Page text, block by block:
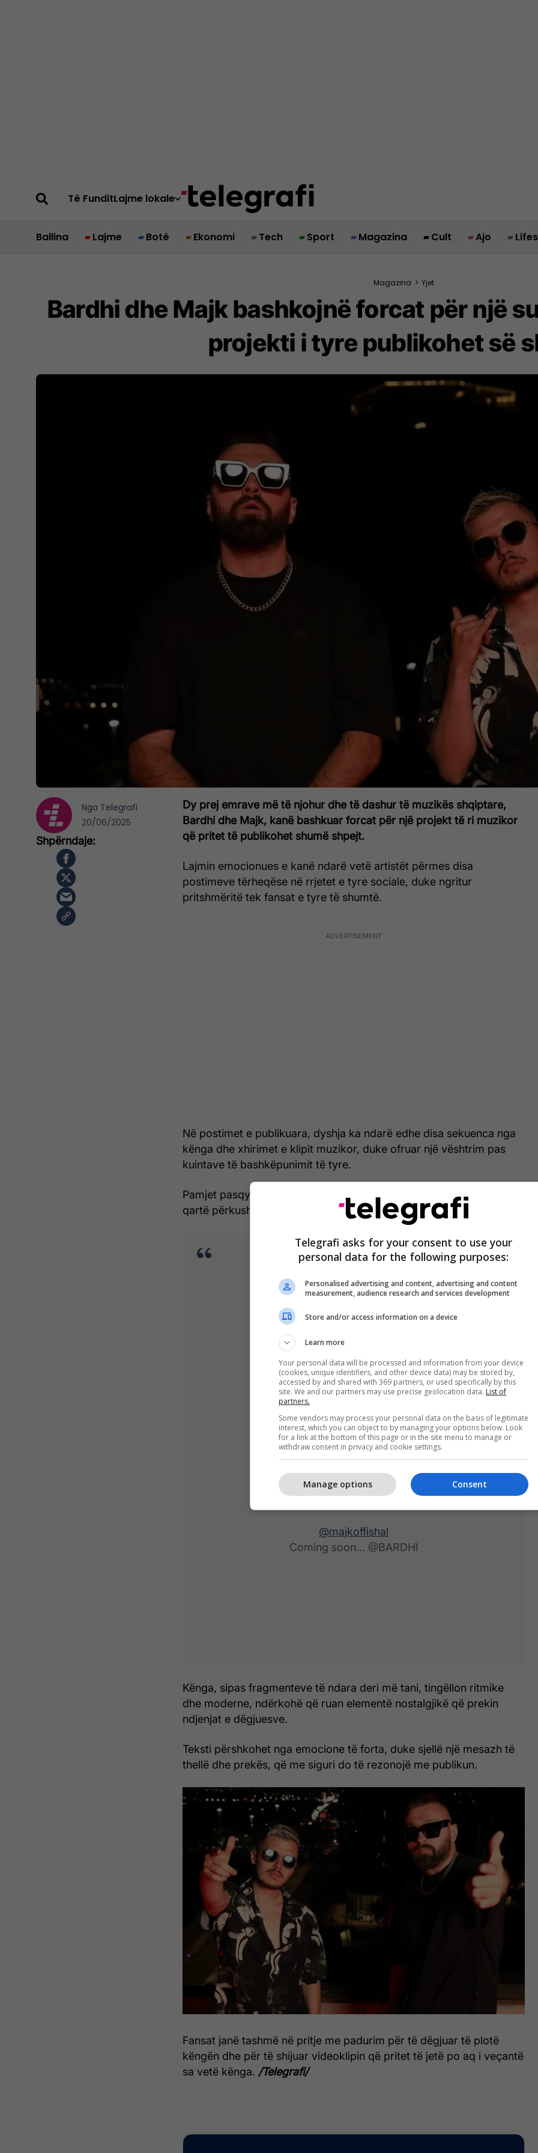
Të FunditLajme lokale
Ballina Lajme Botë Ekonomi Tech Sport Magazina Cult Ajo
Magazina > Yjet
Bardhi dhe Majk bashkojnë forcat për një
projekti i tyre publikohet së
Dy prej emrave më të njohur dhe të dashur të muzikës shqiptare,
Bardhi dhe Majk, kanë bashkuar forcat për një projekt të ri muzikor
që pritet të publikohet shumë shpejt.
Lajmin emocionues e kanë ndarë vetë artistët përmes disa
postimeve tërheqëse në rrjetet e tyre sociale, duke ngritur
pritshmëritë tek fansat e tyre të shumtë.
Në postimet e publikuara, dyshja ka ndarë edhe disa sekuenca nga
kënga dhe xhirimet e klipit muzikor, duke ofruar një vështrim pas
kuintave të bashkëpunimit të tyre.
Pamjet pasqyrojnë një atmosferë energjike dhe kreative, ku duket
qartë përkushtimi.
@majkoffishal
Coming soon... @BARDHI
Kënga, sipas fragmenteve të ndara deri më tani, tingëllon ritmike
dhe moderne, ndërkohë që ruan elementë nostalgjikë që prekin
ndjenjat e dëgjuesve.
Teksti përshkohet nga emocione të forta, duke sjellë një mesazh të
thellë dhe prekës, që me siguri do të rezonojë me publikun.
Fansat janë tashmë në pritje me padurim për të dëgjuar të plotë
këngën dhe për të shijuar videoklipin që pritet të jetë po aq i veçantë
sa vetë kënga. /Telegrafi/
Nga Telegrafi
20/06/2025
Telegrafi asks for your consent to use your
personal data for the following purposes:
Personalised advertising and content, advertising and content
measurement, audience research and services development
Store and/or access information on a device
Learn more
Your personal data will be processed and information from your device
(cookies, unique identifiers, and other device data) may be stored by,
accessed by and shared with 369 partners, or used specifically by this
site. We and our partners may use precise geolocation data. List of
partners.
Some vendors may process your personal data on the basis of legitimate
interest, which you can object to by managing your options below. Look
for a link at the bottom of this page or in the site menu to manage or
withdraw consent in privacy and cookie settings.
Consent
Manage options